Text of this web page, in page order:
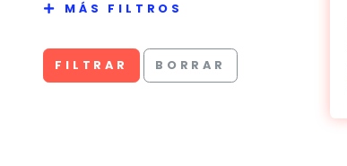
MÁS FILTROS
FILTRAR BORRAR